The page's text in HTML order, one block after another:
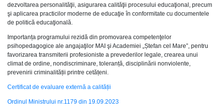
dezvoltarea personalităţii, asigurarea calităţii procesului educaţional, precum
şi aplicarea practicilor moderne de educaţie în conformitate cu documentele
de politică educaţională.
Importanța programului rezidă din promovarea competenţelor
psihopedagogice ale angajaţilor MAI şi Academiei „Ștefan cel Mare”, pentru
favorizarea transmiterii profesioniste a prevederilor legale, crearea unui
climat de ordine, nondiscriminare, toleranță, disciplinării nonviolente,
prevenirii criminalității printre cetățeni.
Certificat de evaluare externă a calității
Ordinul Ministrului nr.1179 din 19.09.2023